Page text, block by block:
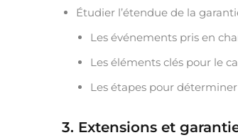
Étudier l’étendue de la
Les événements pris en
Les éléments clés pour le
Les étapes pour
3. Extensions et